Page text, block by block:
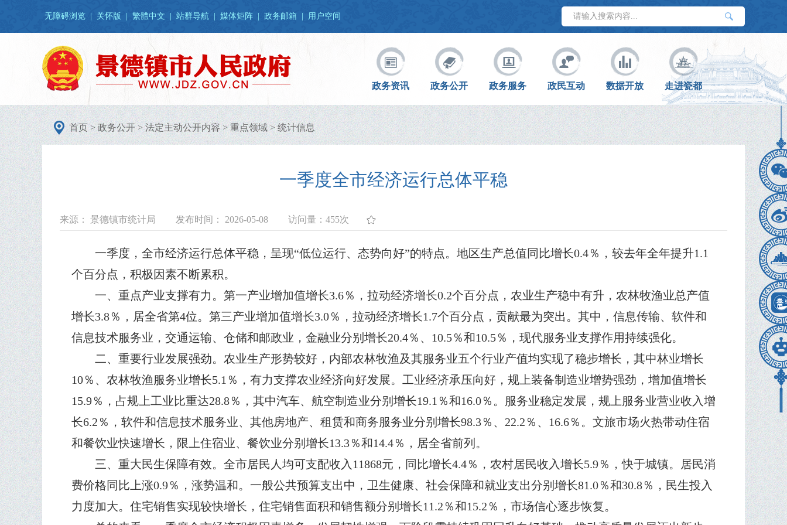
无障碍浏览 关怀版 繁體中文 站群导航 媒体矩阵 政务邮箱 用户空间
政务资讯 政务公开 政务服务 政民互动 数据开放 走进瓷都
首页>政务公开>法定主动公开内容>重点领域>统计信息
一季度全市经济运行总体平稳
来源： 景德镇市统计局 发布时间： 2026-05-08 访问量： 455次
一季度，全市经济运行总体平稳，呈现“低位运行、态势向好”的特点。地区生产总值同比增长0.4％，较去年全年提升1.1
个百分点，积极因素不断累积。
一、重点产业支撑有力。第一产业增加值增长3.6％，拉动经济增长0.2个百分点，农业生产稳中有升，农林牧渔业总产值
增长3.8％，居全省第4位。第三产业增加值增长3.0％，拉动经济增长1.7个百分点，贡献最为突出。其中，信息传输、软件和
信息技术服务业，交通运输、仓储和邮政业，金融业分别增长20.4％、10.5％和10.5％，现代服务业支撑作用持续强化。
二、重要行业发展强劲。农业生产形势较好，内部农林牧渔及其服务业五个行业产值均实现了稳步增长，其中林业增长
10％、农林牧渔服务业增长5.1％，有力支撑农业经济向好发展。工业经济承压向好，规上装备制造业增势强劲，增加值增长
15.9％，占规上工业比重达28.8％，其中汽车、航空制造业分别增长19.1％和16.0％。服务业稳定发展，规上服务业营业收入增
长6.2％，软件和信息技术服务业、其他房地产、租赁和商务服务业分别增长98.3％、22.2％、16.6％。文旅市场火热带动住宿
和餐饮业快速增长，限上住宿业、餐饮业分别增长13.3％和14.4％，居全省前列。
三、重大民生保障有效。全市居民人均可支配收入11868元，同比增长4.4％，农村居民收入增长5.9％，快于城镇。居民消
费价格同比上涨0.9％，涨势温和。一般公共预算支出中，卫生健康、社会保障和就业支出分别增长81.0％和30.8％，民生投入
力度加大。住宅销售实现较快增长，住宅销售面积和销售额分别增长11.2％和15.2％，市场信心逐步恢复。